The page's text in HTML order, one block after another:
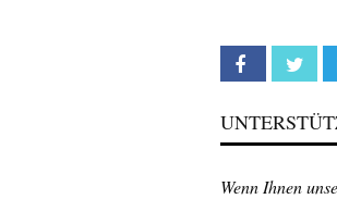
Facebook
Wenn Ihnen